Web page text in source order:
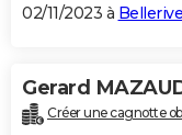
02/11/2023 à
Gerard
Créer une cagnotte